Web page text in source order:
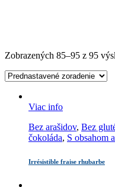
Zobrazených 85–95 z 95
Viac info
Bez arašidov, Bez
čokoláda, S obsahom
Irrésistible fraise rhubarbe